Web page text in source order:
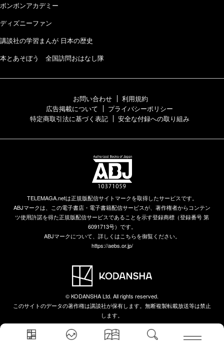
ボンボンアカデミー
ディズニーファン
講談社の学習まんが 日本の歴史
本とあそぼう 全国訪問おはなし隊
お問い合わせ
利用規約
広告掲載について
プライバシーポリシー
特定商取引法に基づく表記
安全な付録への取り組み
TELEMAGA.netは正規版配信サイトマークを取得したサービスです。
ABJマークは、この電子書店・電子書籍配信サービスが、著作権者からコンテン
ツ使用許諾を得た正規版配信サービスであることを示す登録商標（登録番号 第
6091713号）です。
ABJマークについて、詳しくはこちらを御覧ください。
https://aebs.or.jp/
© KODANSHA Ltd. All rights reserved.
このサイトのデータの著作権は講談社が保有します。無断複製転載放送等は禁止
します。